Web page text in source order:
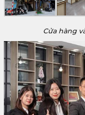
Cửa hàng